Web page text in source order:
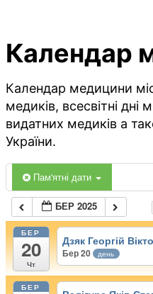
Календар
Календар медицини
медиків, всесвітні дні
видатних медиків а
України.
Пам'ятні дати
БЕР 2025
БЕР
20
Чт
Дзяк Георгій
Бер 20 день
БЕР